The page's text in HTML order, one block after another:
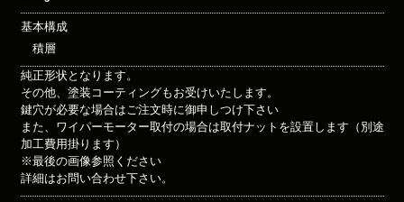
基本構成
積層
純正形状となります。
その他、塗装コーティングもお受けいたします。
鍵穴が必要な場合はご注文時に御申しつけ下さい
また、ワイパーモーター取付の場合は取付ナットを設置します（別途
加工費用掛ります）
※最後の画像参照ください
詳細はお問い合わせ下さい。